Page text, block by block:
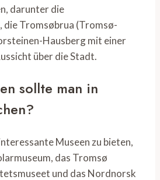
darunter die
, die Tromsøbrua (Tromsø-
Hausberg mit einer
über die Stadt.
sollte man in
Museen zu bieten,
das Tromsø
und das Nordnorsk